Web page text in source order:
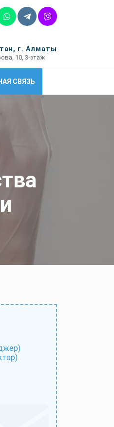
WhatsappTelegram
Vber
г. Алматы
10, 3-этаж
СВЯЗЬ